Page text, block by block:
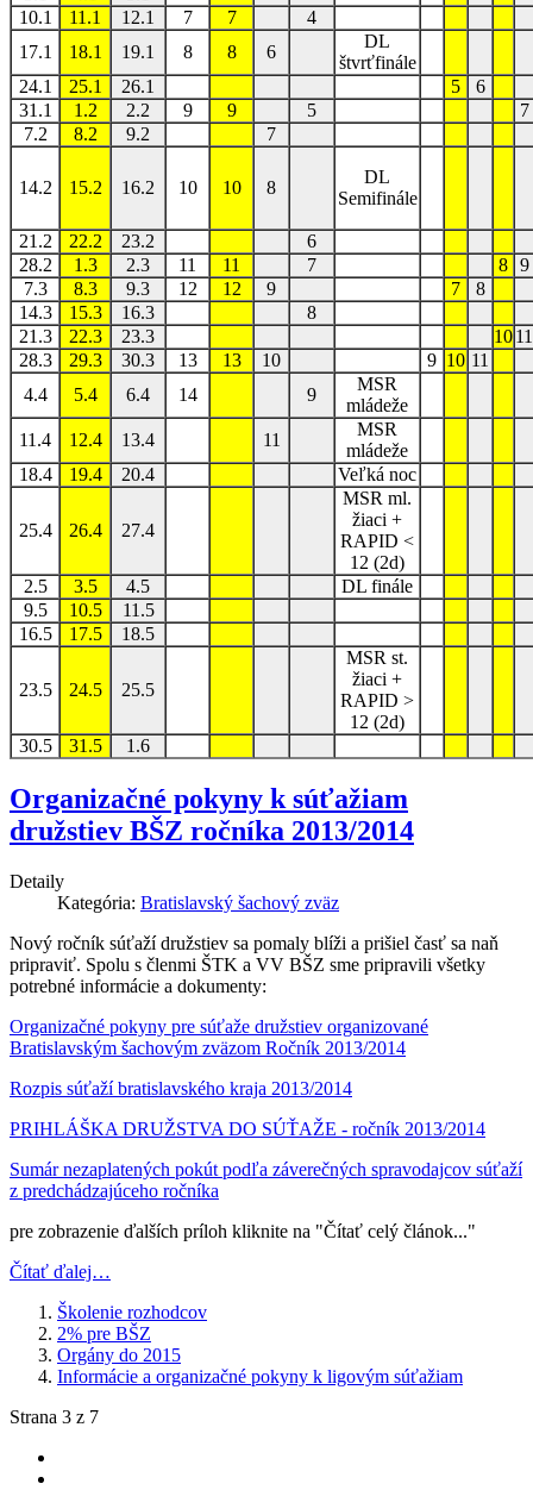
10.1
11.1 12.1 7 7
4
17.1
18.1 19.1 8 8 6
DL
štvrťfinále
24.1
25.1 26.1 5
6
31.1
1.2 2.2 9 9 5
7
7.2
8.2 9.2 7
14.2 15.2 16.2 10 10 8
DL
Semifinále
21.2 22.2 23.2
6
28.2
1.3 2.3 11 11 7 8 9
7.3
8.3 9.3 12 12 9 7
8
14.3
15.3 16.3
8
21.3
22.3 23.3 1011
28.3
29.3 30.3 13 13 10 9 10 11
4.4
5.4 6.4 14 9
MSR
mládeže
11.4
12.4 13.4 11
MSR
mládeže
18.4
19.4 20.4 Veľká noc
25.4 26.4 27.4
MSR ml.
žiaci +
RAPID <
12 (2d)
2.5
3.5 4.5
DL finále
9.5
10.5
11.5
16.5
17.5 18.5
23.5 24.5 25.5
MSR st.
žiaci +
RAPID >
12 (2d)
30.5
31.5 1.6
Organizačné pokyny k súťažiam
družstiev BŠZ ročníka 2013/2014
Detaily
Kategória: Bratislavský šachový zväz
Nový ročník súťaží družstiev sa pomaly blíži a prišiel časť sa naň
pripraviť. Spolu s členmi ŠTK a VV BŠZ sme pripravili všetky
potrebné informácie a dokumenty:
Organizačné pokyny pre súťaže družstiev organizované
Bratislavským šachovým zväzom Ročník 2013/2014
Rozpis súťaží bratislavského kraja 2013/2014
PRIHLÁŠKA DRUŽSTVA DO SÚŤAŽE - ročník 2013/2014
Sumár nezaplatených pokút podľa záverečných spravodajcov súťaží
z predchádzajúceho ročníka
pre zobrazenie ďalších príloh kliknite na "Čítať celý článok..."
Čítať ďalej…
Školenie rozhodcov
2% pre BŠZ
Orgány do 2015
Informácie a organizačné pokyny k ligovým súťažiam
Strana 3 z 7